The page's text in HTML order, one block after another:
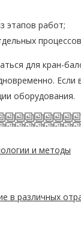
этапов работ;
для кран-
оборудования.
и методы
в различных